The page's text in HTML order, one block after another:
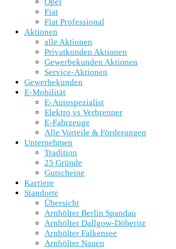
Opel
Fiat
Fiat Professional
Aktionen
alle Aktionen
Privatkunden Aktionen
Gewerbekunden Aktionen
Service-Aktionen
Gewerbekunden
E-Mobilität
E-Autospezialist
Elektro vs Verbrenner
E-Fahrzeuge
Alle Vorteile & Förderungen
Unternehmen
Tradition
25 Gründe
Gutscheine
Karriere
Standorte
Übersicht
Arnhölter Berlin Spandau
Arnhölter Dallgow-Döberitz
Arnhölter Falkensee
Arnhölter Nauen